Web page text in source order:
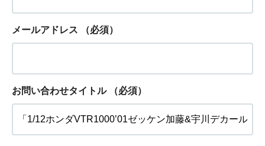
メールアドレス （必須）
お問い合わせタイトル （必須）